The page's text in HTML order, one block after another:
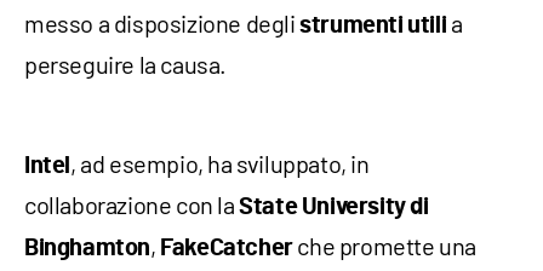
messo a disposizione deglistrumenti utili a
perseguire la causa.
Intel , ad esempio, ha sviluppato, in
collaborazione con laState University di
Binghamton, FakeCatcherche promette una